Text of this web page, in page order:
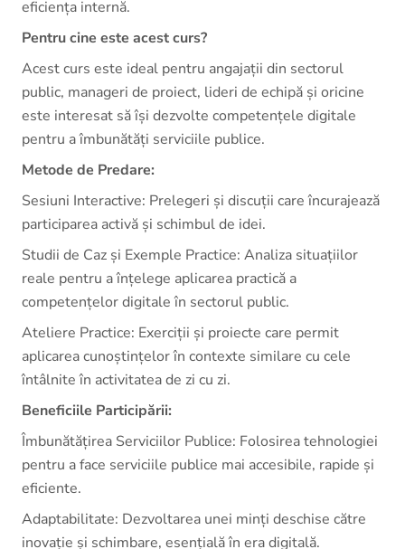
eficiența internă.
Pentru cine este acest curs?
Acest curs este ideal pentru angajații din sectorul
public, manageri de proiect, lideri de echipă și oricine
este interesat să își dezvolte competențele digitale
pentru a îmbunătăți serviciile publice.
Metode de Predare:
Sesiuni Interactive: Prelegeri și discuții care încurajează
participarea activă și schimbul de idei.
Studii de Caz și Exemple Practice: Analiza situațiilor
reale pentru a înțelege aplicarea practică a
competențelor digitale în sectorul public.
Ateliere Practice: Exerciții și proiecte care permit
aplicarea cunoștințelor în contexte similare cu cele
întâlnite în activitatea de zi cu zi.
Beneficiile Participării:
Îmbunătățirea Serviciilor Publice: Folosirea tehnologiei
pentru a face serviciile publice mai accesibile, rapide și
eficiente.
Adaptabilitate: Dezvoltarea unei minți deschise către
inovație și schimbare, esențială în era digitală.